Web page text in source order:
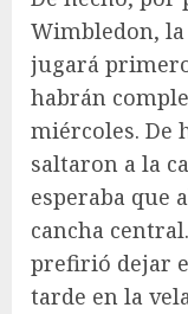
Wimbledon,
jugará
habrán
miércoles. De
saltaron a la
esperaba que
cancha
prefirió dejar
tarde en la